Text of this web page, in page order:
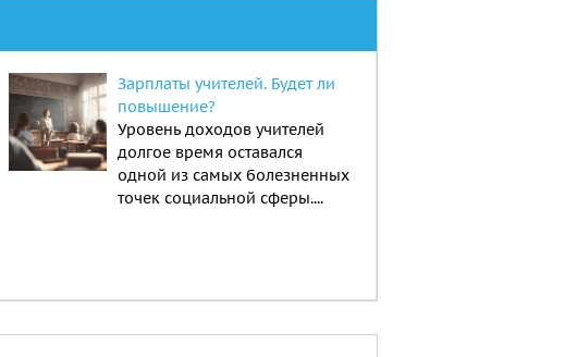
Зарплаты учителей. Будет ли
повышение?
Уровень доходов учителей
долгое время оставался
одной из самых болезненных
точек социальной сферы....